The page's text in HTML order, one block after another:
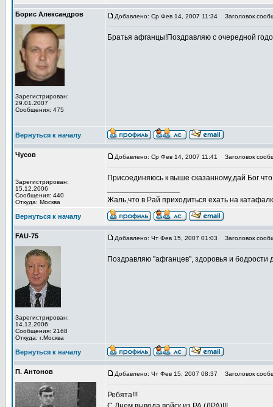
Борис Александров
Зарегистрирован:
29.01.2007
Сообщения: 475
Добавлено: Ср Фев 14, 2007 11:34 Заголовок
Братья афганцы!Поздравляю с очередной
Вернуться к началу
Чусов
Зарегистрирован:
15.12.2006
Сообщения: 440
Откуда: Москва
Добавлено: Ср Фев 14, 2007 11:41 Заголовок
Присоединяюсь к выше сказанному,дай Бог
Жаль,что в Рай приходиться ехать на
Вернуться к началу
FAU-75
Зарегистрирован:
14.12.2006
Сообщения: 2168
Откуда: г.Москва
Добавлено: Чт Фев 15, 2007 01:03 Заголовок
Поздравляю "афганцев", здоровья и бодрости
Вернуться к началу
П. Антонов Добавлено: Чт Фев 15, 2007 08:37 Заголовок
Ребята!!!